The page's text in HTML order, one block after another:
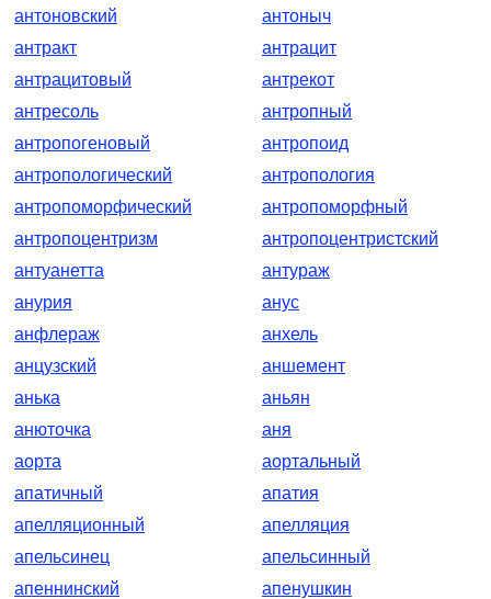
антоновский
антоныч
антракт
антрацит
антрацитовый
антрекот
антресоль
антропный
антропогеновый
антропоид
антропологический
антропология
антропоморфический
антропоморфный
антропоцентризм
антропоцентристский
антуанетта
антураж
анурия
анус
анфлераж
анхель
анцузский
аншемент
анька
аньян
анюточка
аня
аорта
аортальный
апатичный
апатия
апелляционный
апелляция
апельсинец
апельсинный
апеннинский
апенушкин